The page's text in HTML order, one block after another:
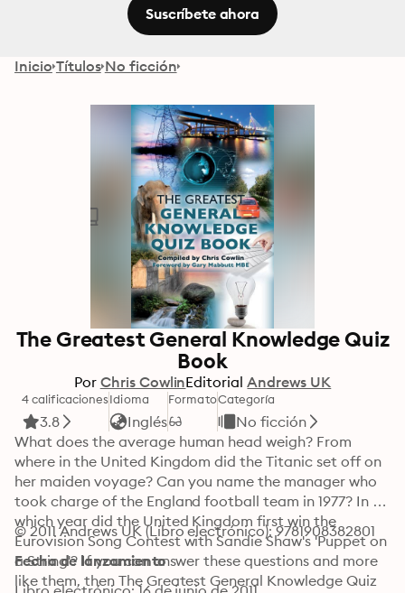
Suscríbete ahora
Inicio Títulos No ficción
The Greatest General Knowledge Quiz
Book
Por Chris CowlinEditorial Andrews UK
4 calificaciones
3.8
Idioma
Inglés
FormatoCategoría
No ficción
What does the average human head weigh? From
where in the United Kingdom did the Titanic set off on
her maiden voyage? Can you name the manager who
took charge of the England football team in 1977? In
which year did the United Kingdom first win the
Eurovision Song Contest with Sandie Shaw's 'Puppet on
a String'? If you can answer these questions and more
like them, then The Greatest General Knowledge Quiz
© 2011 Andrews UK (Libro electrónico): 9781908382801
Fecha de lanzamiento